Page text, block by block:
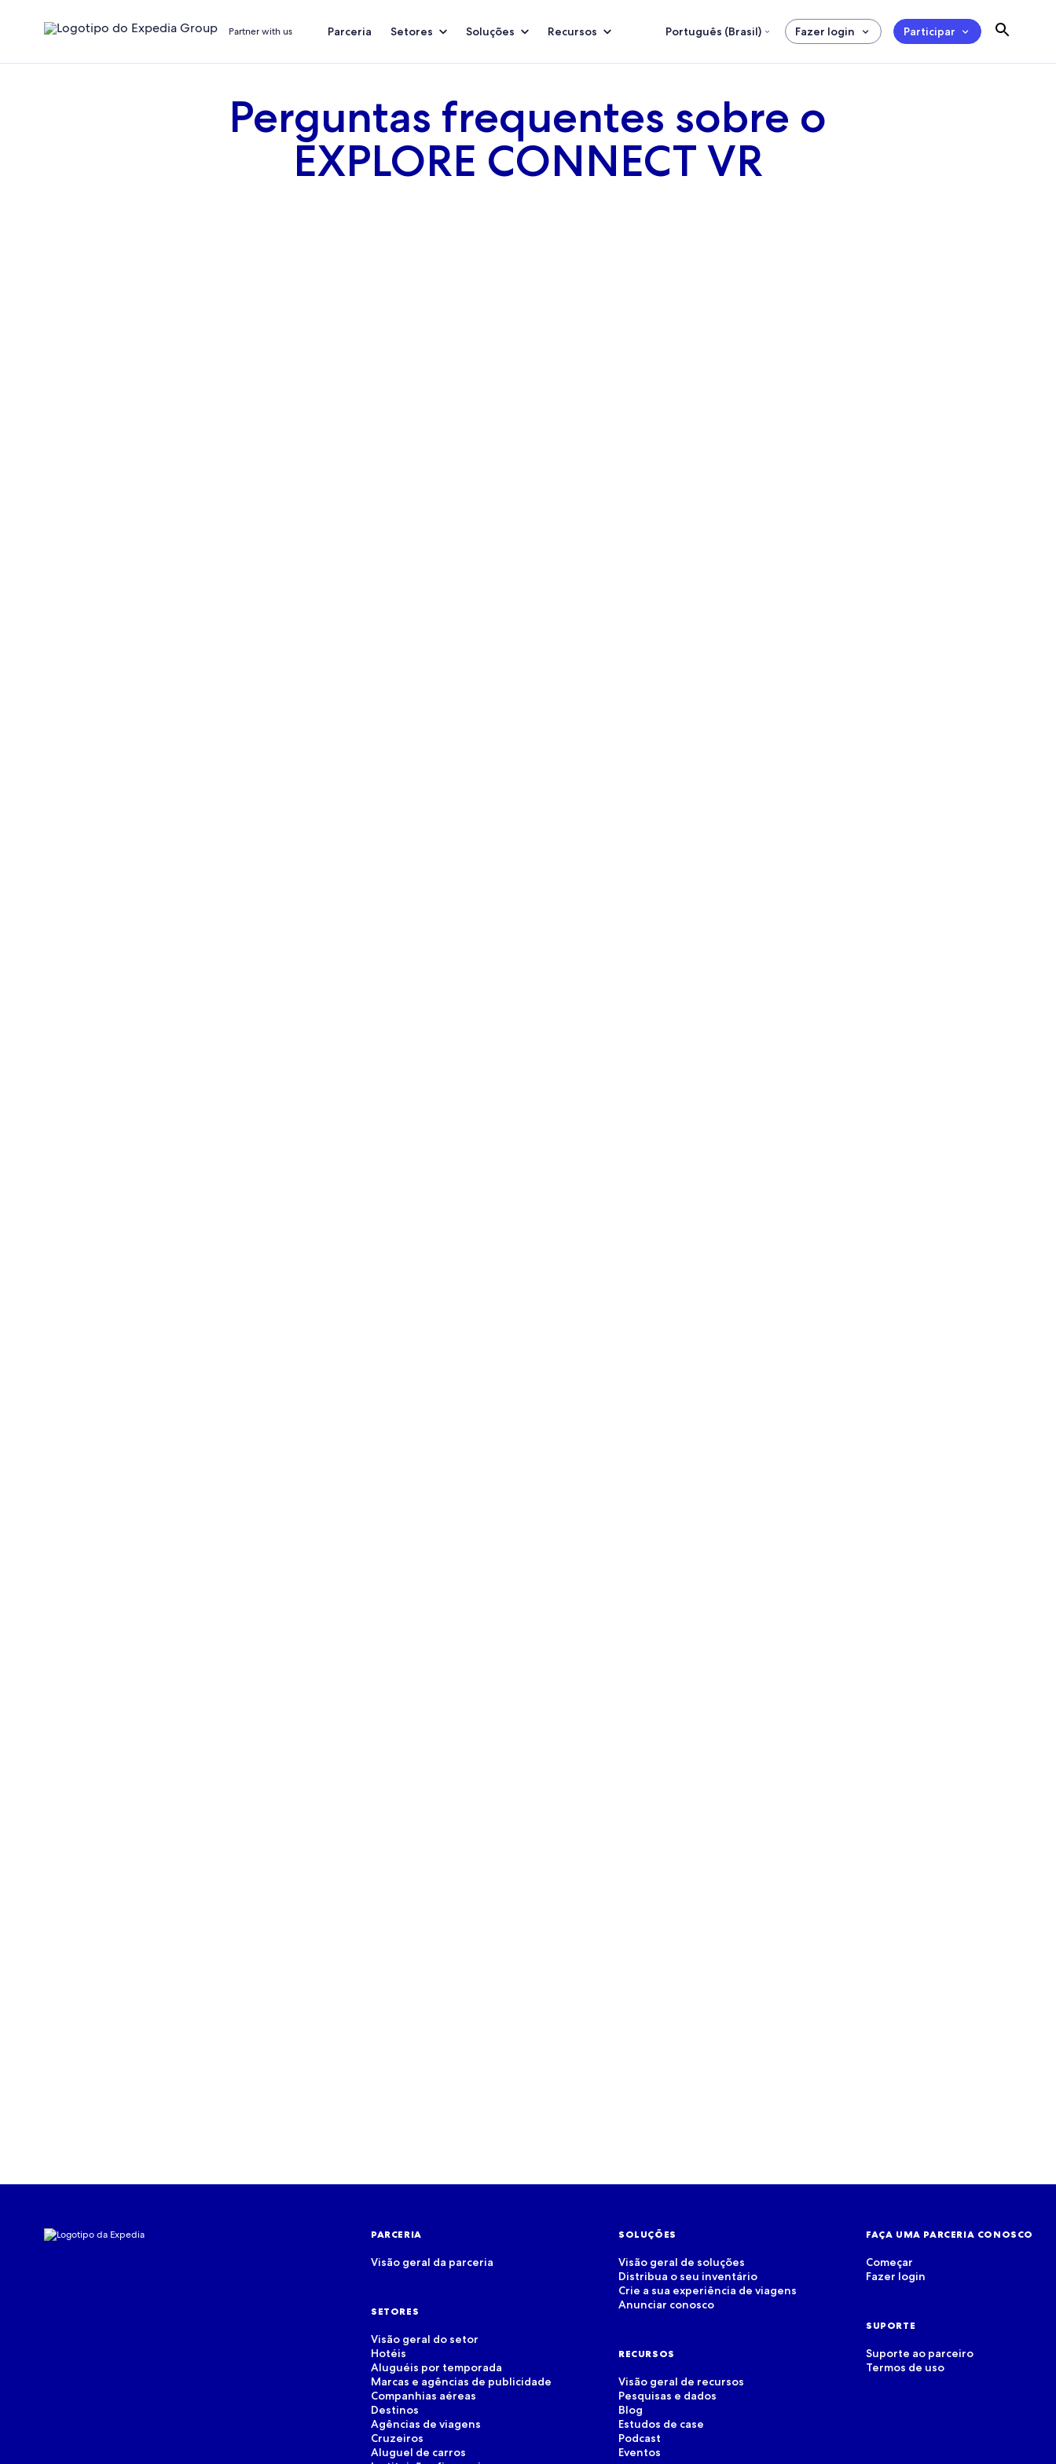
Partner with us Parceria Setores Soluções Recursos Português (Brasil) Fazer login Participar
Perguntas frequentes sobre o
EXPLORE CONNECT VR
PARCERIA
Visão geral da parceria
SETORES
Visão geral do setor
Hotéis
Aluguéis por temporada
Marcas e agências de publicidade
Companhias aéreas
Destinos
Agências de viagens
Cruzeiros
Aluguel de carros
SOLUÇÕES
Visão geral de soluções
Distribua o seu inventário
Crie a sua experiência de viagens
Anunciar conosco
RECURSOS
Visão geral de recursos
Pesquisas e dados
Blog
Estudos de case
Podcast
Eventos
FAÇA UMA PARCERIA CONOSCO
Começar
Fazer login
SUPORTE
Suporte ao parceiro
Termos de uso